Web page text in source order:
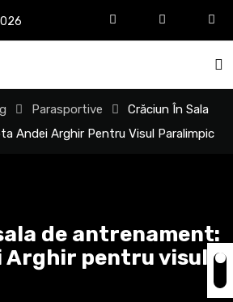
Parasportive
Crăciun În Sala
Andei Arghir Pentru Visul Paralimpic
de antrenament:
Arghir pentru visul